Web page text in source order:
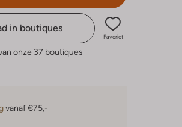
in boutiques
Favoriet
onze 37 boutiques
vanaf €75,-